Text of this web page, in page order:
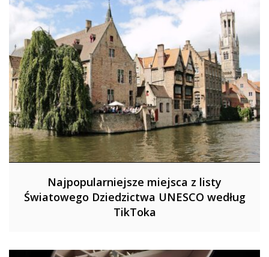
Najpopularniejsze miejsca z listy
Światowego Dziedzictwa UNESCO według
TikToka